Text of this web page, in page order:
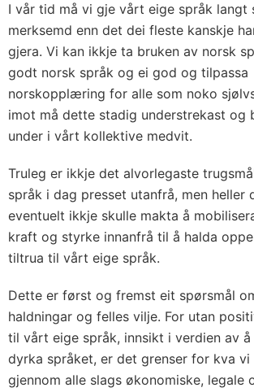
I vår tid må vi gje vårt eige språk langt
merksemd enn det dei fleste kanskje
gjera. Vi kan ikkje ta bruken av norsk
godt norsk språk og ei god og tilpassa
norskopplæring for alle som noko
imot må dette stadig understrekast og
under i vårt kollektive medvit.
Truleg er ikkje det alvorlegaste
språk i dag presset utanfrå, men heller
eventuelt ikkje skulle makta å
kraft og styrke innanfrå til å halda
tiltrua til vårt eige språk.
Dette er først og fremst eit spørsmål
haldningar og felles vilje. For utan
til vårt eige språk, innsikt i verdien av
dyrka språket, er det grenser for kva vi
gjennom alle slags økonomiske, legale